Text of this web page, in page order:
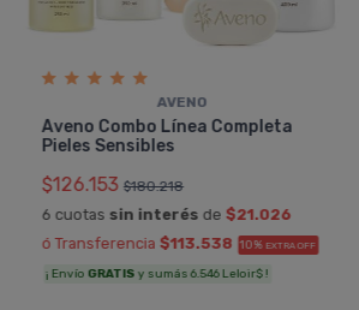
AVENO
Aveno Combo Línea Completa
Pieles Sensibles
$126.153 $180.218
6 cuotas sin interés de $21.026
ó Transferencia $113.538 10% EXTRA OFF
¡ Envío GRATIS y sumás 6.546 Leloir$ !